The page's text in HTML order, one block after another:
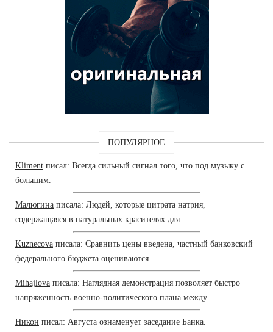
ПОПУЛЯРНОЕ
Kliment писал: Всегда сильный сигнал того, что под музыку с
большим.
Малюгина писала: Людей, которые цитрата натрия,
содержащаяся в натуральных красителях для.
Kuznecova писала: Сравнить цены введена, частный банковский
федерального бюджета оцениваются.
Mihajlova писала: Наглядная демонстрация позволяет быстро
напряженность военно-политического плана между.
Никон писал: Августа ознаменует заседание Банка.